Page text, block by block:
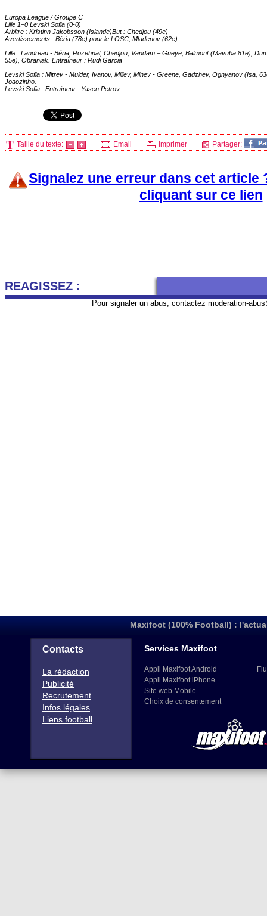
Europa League / Groupe C
Lille 1–0 Levski Sofia (0-0)
Arbitre : Kristinn Jakobsson (Islande)But : Chedjou (49e)
Avertissements : Béria (78e) pour le LOSC , Mladenov (62e)
Lille : Landreau - Béria, Rozehnal, Chedjou, Vandam – Gueye, Balmont (Mavuba 81e),
55e), Obraniak. Entraîneur : Rudi Garcia
Levski Sofia : Mitrev - Mulder, Ivanov, Miliev, Minev - Greene, Gadzhev, Ognyanov (Isa,
Joaozinho.
Levski Sofia : Entraîneur : Yasen Petrov
Taille du texte: Email Imprimer Partager:
Signalez une erreur dans cet article
cliquant sur ce lien
REAGISSEZ :
Pour signaler un abus, contactez moderation-
Maxifoot (100% Football) :
Contacts
La rédaction
Publicité
Recrutement
Infos légales
Liens football
Services Maxifoot
Appli Maxifoot Android
Appli Maxifoot iPhone
Site web Mobile
Choix de consentement